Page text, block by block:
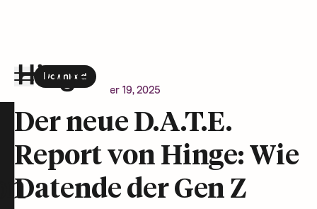
Download
the Hinge app on
Newsroom November 19, 2025
Der neue D.A.T.E.
Report von Hinge: Wie
Datende der Gen Z